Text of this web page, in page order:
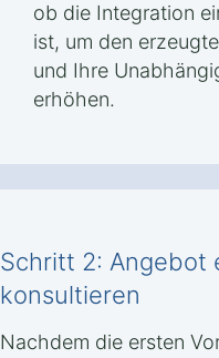
ob die Integration
ist, um den
und Ihre
erhöhen.
Schritt 2: Angebot
konsultieren
Nachdem die ersten